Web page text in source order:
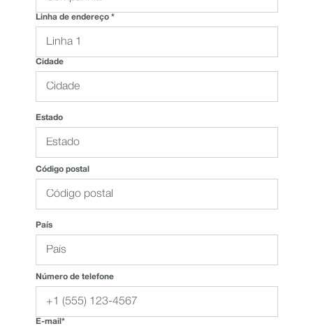
Linha de endereço *
Cidade
Estado
Código postal
País
Número de telefone
E-mail*